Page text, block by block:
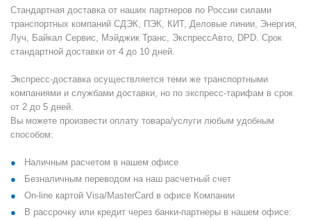
Стандартная доставка от наших партнеров по России силами
транспортных компаний СДЭК, ПЭК, КИТ, Деловые линии, Энергия,
Луч, Байкал Сервис, Мэйджик Транс, ЭкспрессАвто, DPD. Срок
стандартной доставки от 4 до 10 дней.
Экспресс-доставка осуществляется теми же транспортными
компаниями и службами доставки, но по экспресс-тарифам в срок
от 2 до 5 дней.
Вы можете произвести оплату товара/услуги любым удобным
способом:
Наличным расчетом в нашем офисе
Безналичным переводом на наш расчетный счет
On-line картой Visa/MasterCard в офисе Компании
В рассрочку или кредит через банки-партнеры в нашем офисе: